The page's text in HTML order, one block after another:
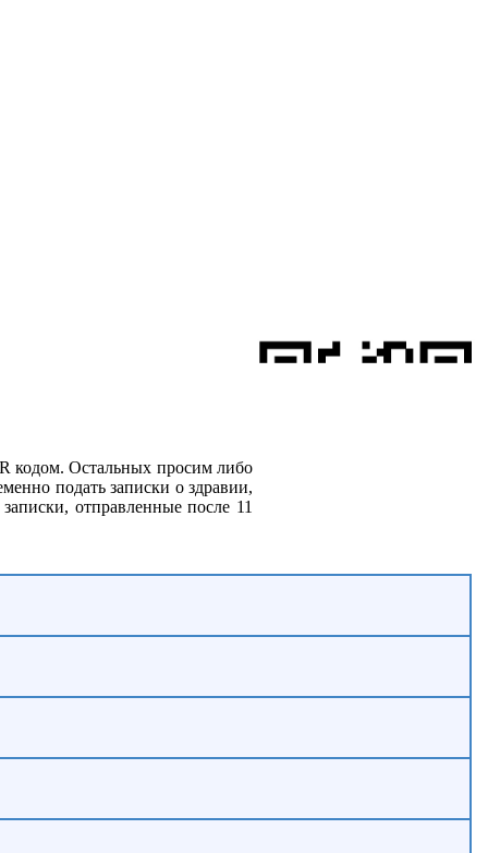
кодом. Остальных просим либо
подать записки о здравии,
отправленные после 11